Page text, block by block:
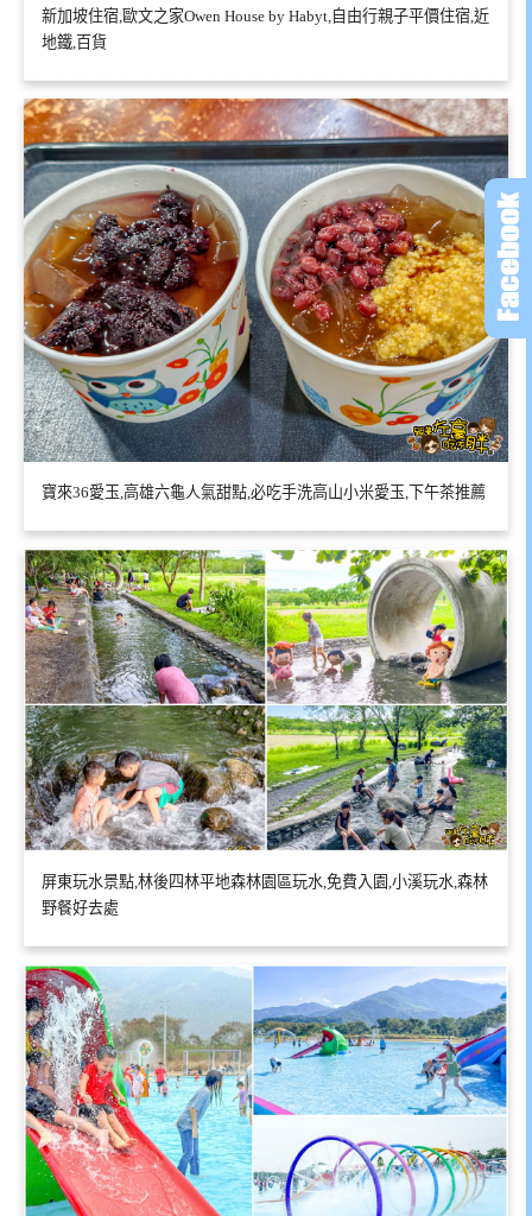
新加坡住宿,歐文之家Owen House by Habyt,自由行親子平價住宿,近
地鐵,百貨
寶來36愛玉,高雄六龜人氣甜點,必吃手洗高山小米愛玉,下午茶推薦
屏東玩水景點,林後四林平地森林園區玩水,免費入園,小溪玩水,森林
野餐好去處